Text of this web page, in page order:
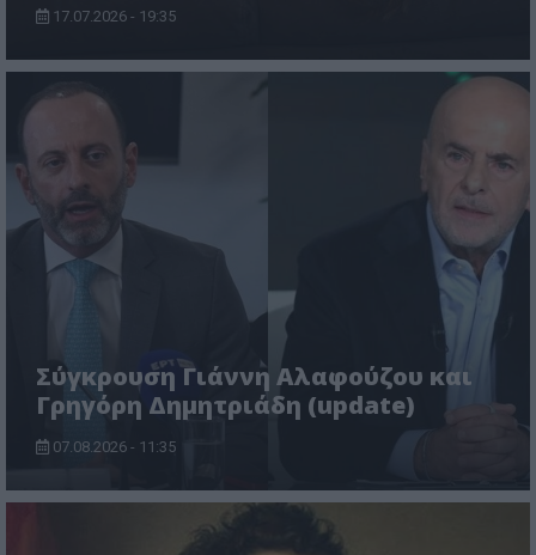
17.07.2026 - 19:35
Σύγκρουση Γιάννη Αλαφούζου και
Γρηγόρη Δημητριάδη (update)
07.08.2026 - 11:35